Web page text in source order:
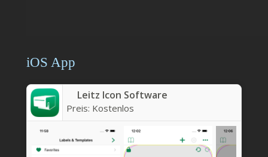
iOS App
Leitz Icon Software
Preis: Kostenlos